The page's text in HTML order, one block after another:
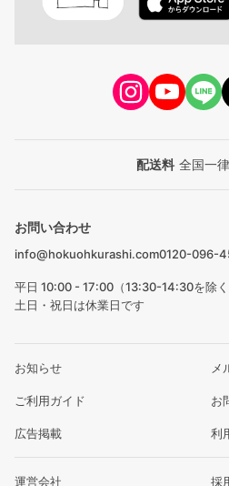
配送料 全国一
お問い合わせ
info@hokuohkurashi.com0120-096-
平日 10:00 - 17:00（13:30-14:30を除く
土日・祝日は休業日です
お知らせ メ
ご利用ガイド お
広告掲載 利
運営会社 採